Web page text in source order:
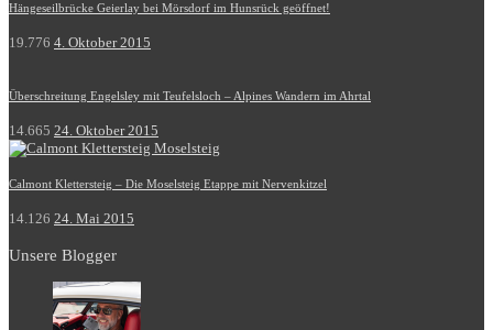
Hängeseilbrücke Geierlay bei Mörsdorf im Hunsrück geöffnet!
19.776 4. Oktober 2015
Überschreitung Engelsley mit Teufelsloch – Alpines Wandern im Ahrtal
14.665 24. Oktober 2015
Calmont Klettersteig – Die Moselsteig Etappe mit Nervenkitzel
14.126 24. Mai 2015
Unsere Blogger